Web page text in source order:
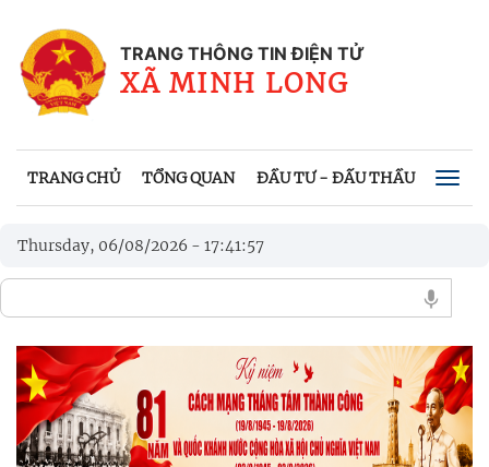
TRANG THÔNG TIN ĐIỆN TỬ
XÃ MINH LONG
TRANG CHỦ TỔNG QUAN ĐẦU TƯ - ĐẤU THẦU HỆ
Thursday, 06/08/2026 - 17:41:58